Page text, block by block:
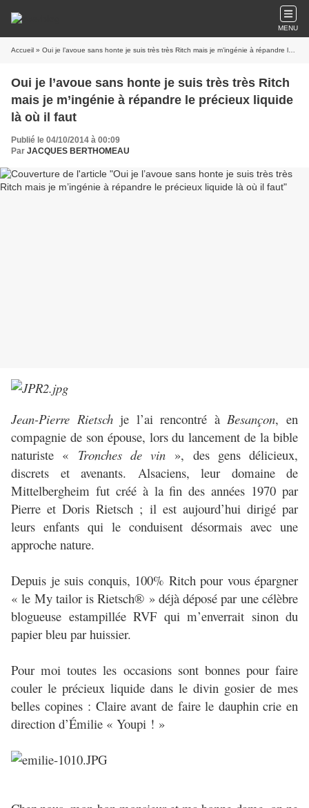
MENU
Accueil » Oui je l’avoue sans honte je suis très très Ritch mais je m’ingénie à répandre le précieux liquide là où il faut
Oui je l’avoue sans honte je suis très très Ritch
mais je m’ingénie à répandre le précieux liquide
là où il faut
Publié le 04/10/2014 à 00:09
Par JACQUES BERTHOMEAU
Jean-Pierre Rietschje l’ai rencontré àBesançon, en
compagnie de son épouse, lors du lancement de la bible
naturiste « Tronches de vin », des gens délicieux,
discrets et avenants. Alsaciens, leur domaine de
Mittelbergheim fut créé à la fin des années 1970 par
Pierre et Doris Rietsch ; il est aujourd’hui dirigé par
leurs enfants qui le conduisent désormais avec une
approche nature.
Depuis je suis conquis, 100% Ritch pour vous épargner
« le My tailor is Rietsch® » déjà déposé par une célèbre
blogueuse estampillée RVF qui m’enverrait sinon du
papier bleu par huissier.
Pour moi toutes les occasions sont bonnes pour faire
couler le précieux liquide dans le divin gosier de mes
belles copines : Claire avant de faire le dauphin crie en
direction d’Émilie « Youpi ! »